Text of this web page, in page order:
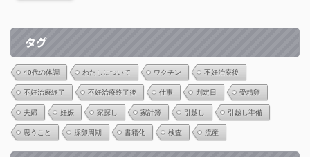
タグ
40代の体調 わたしについて ワクチン 不妊治療後
不妊治療終了 不妊治療終了後 仕事 判定日 受精卵
夫婦 妊娠 家探し 家計簿 引越し 引越し準備
思うこと 採卵周期 書籍化 検査 流産